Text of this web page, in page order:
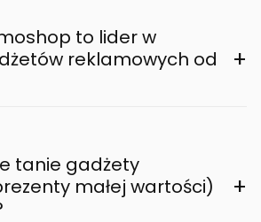
to lider w
reklamowych od
+
tanie gadżety
małej wartości)
+